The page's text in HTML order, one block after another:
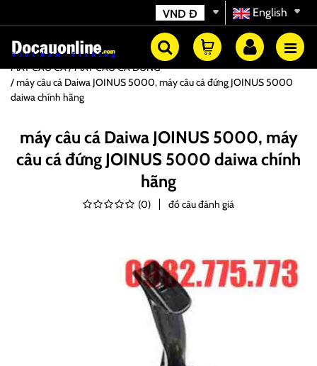
English
VND Đ
MÁY CÂU CÁ
MÁY CÂU CÁ ĐỨNG
máy câu cá Daiwa JOINUS 5000, máy câu cá đứng JOINUS 5000
daiwa chính hãng
máy câu cá Daiwa JOINUS 5000, máy
câu cá đứng JOINUS 5000 daiwa chính
hãng
(0) đồ câu đánh giá